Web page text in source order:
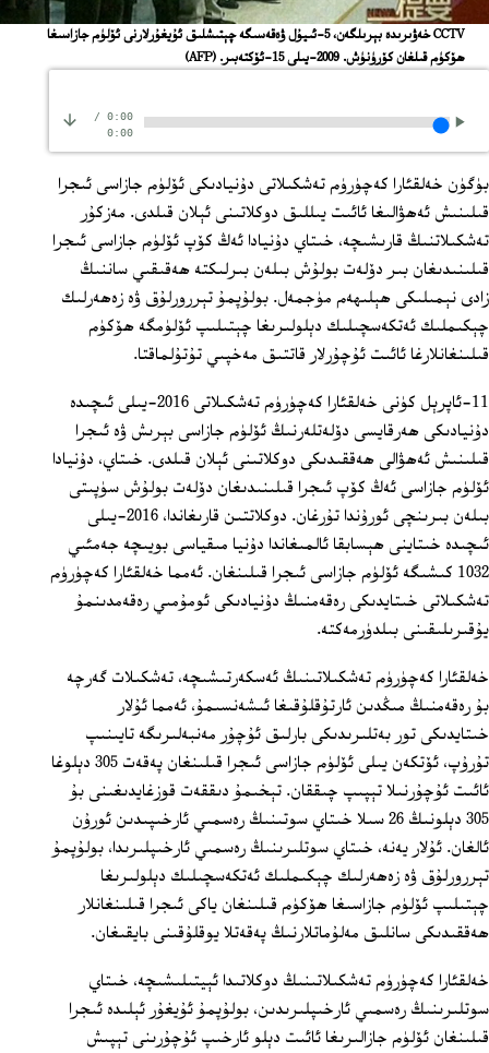
CCTV خەۋىرىدە بېرىلگەن، 5-ئىيۇل ۋەقەسىگە چېتىشلىق ئۇيغۇرلارنى ئۆلۈم جازاسىغا
ھۆكۈم قىلغان كۆرۈنۈش. 2009-يىلى 15-ئۆكتەبىر.
(AFP)
0:00
/
0:00
بۈگۈن خەلقئارا كەچۈرۈم تەشكىلاتى دۇنيادىكى ئۆلۈم جازاسى ئىجرا
قىلىنىش ئەھۋالىغا ئائىت يىللىق دوكلاتىنى ئېلان قىلدى. مەزكۇر
تەشكىلاتنىڭ قارىشىچە، خىتاي دۇنيادا ئەڭ كۆپ ئۆلۈم جازاسى ئىجرا
قىلىنىدىغان بىر دۆلەت بولۇش بىلەن بىرلىكتە ھەقىقىي ساننىڭ
زادى نېمىلىكى ھېلىھەم مۈجمەل. بولۇپمۇ تېررورلۇق ۋە زەھەرلىك
چېكىملىك ئەتكەسچىلىك دېلولىرىغا چېتىلىپ ئۆلۈمگە ھۆكۈم
قىلىنغانلارغا ئائىت ئۇچۇرلار قاتتىق مەخپىي تۇتۇلماقتا.
11-ئاپرېل كۈنى خەلقئارا كەچۈرۈم تەشكىلاتى 2016-يىلى ئىچىدە
دۇنيادىكى ھەرقايسى دۆلەتلەرنىڭ ئۆلۈم جازاسى بېرىش ۋە ئىجرا
قىلىنىش ئەھۋالى ھەققىدىكى دوكلاتىنى ئېلان قىلدى. خىتاي، دۇنيادا
ئۆلۈم جازاسى ئەڭ كۆپ ئىجرا قىلىنىدىغان دۆلەت بولۇش سۈپىتى
بىلەن بىرىنچى ئورۇندا تۇرغان. دوكلاتتىن قارىغاندا، 2016-يىلى
ئىچىدە خىتاينى ھېسابقا ئالمىغاندا دۇنيا مىقياسى بويىچە جەمئىي
1032 كىشىگە ئۆلۈم جازاسى ئىجرا قىلىنغان. ئەمما خەلقئارا كەچۈرۈم
تەشكىلاتى خىتايدىكى رەقەمنىڭ دۇنيادىكى ئومۇمىي رەقەمدىنمۇ
يۇقىرىلىقىنى بىلدۈرمەكتە.
خەلقئارا كەچۈرۈم تەشكىلاتىنىڭ ئەسكەرتىشىچە، تەشكىلات گەرچە
بۇ رەقەمنىڭ مىڭدىن ئارتۇقلۇقىغا ئىشەنسىمۇ، ئەمما ئۇلار
خىتايدىكى تور بەتلىرىدىكى بارلىق ئۇچۇر مەنبەلىرىگە تايىنىپ
تۇرۇپ، ئۆتكەن يىلى ئۆلۈم جازاسى ئىجرا قىلىنغان پەقەت 305 دېلوغا
ئائىت ئۇچۇرنىلا تېپىپ چىققان. تېخىمۇ دىققەت قوزغايدىغىنى بۇ
305 دېلونىڭ 26 سىلا خىتاي سوتىنىڭ رەسمىي ئارخىپىدىن ئورۇن
ئالغان. ئۇلار يەنە، خىتاي سوتلىرىنىڭ رەسمىي ئارخىپلىرىدا، بولۇپمۇ
تېررورلۇق ۋە زەھەرلىك چېكىملىك ئەتكەسچىلىك دېلولىرىغا
چېتىلىپ ئۆلۈم جازاسىغا ھۆكۈم قىلىنغان ياكى ئىجرا قىلىنغانلار
ھەققىدىكى سانلىق مەلۇماتلارنىڭ پەقەتلا يوقلۇقىنى بايقىغان.
خەلقئارا كەچۈرۈم تەشكىلاتىنىڭ دوكلاتىدا ئېيتىلىشىچە، خىتاي
سوتلىرىنىڭ رەسمىي ئارخىپلىرىدىن، بولۇپمۇ ئۇيغۇر ئېلىدە ئىجرا
قىلىنغان ئۆلۈم جازالىرىغا ئائىت دېلو ئارخىپ ئۇچۇرىنى تېپىش